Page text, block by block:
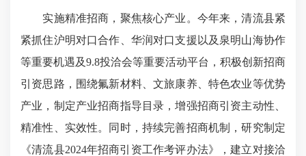
实施精准招商，聚焦核心产业。今年来，清流县紧
紧抓住沪明对口合作、华润对口支援以及泉明山海协作
等重要机遇及9.8投洽会等重要活动平台，积极创新招商
引资思路，围绕氟新材料、文旅康养、特色农业等优势
产业，制定产业招商指导目录，增强招商引资主动性、
精准性、实效性。同时，持续完善招商机制，研究制定
《清流县2024年招商引资工作考评办法》，建立对接洽